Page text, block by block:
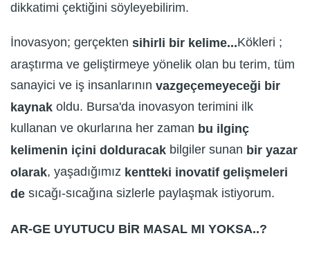
dikkatimi çektiğini söyleyebilirim.
İnovasyon; gerçekten sihirli bir kelime...Kökleri ;
araştırma ve geliştirmeye yönelik olan bu terim, tüm
sanayici ve iş insanlarının vazgeçemeyeceği bir
kaynak oldu. Bursa'da inovasyon terimini ilk
kullanan ve okurlarına her zaman bu ilginç
kelimenin içini dolduracak bilgiler sunan bir yazar
olarak, yaşadığımız kentteki inovatif gelişmeleri
de sıcağı-sıcağına sizlerle paylaşmak istiyorum.
AR-GE UYUTUCU BİR MASAL MI YOKSA..?